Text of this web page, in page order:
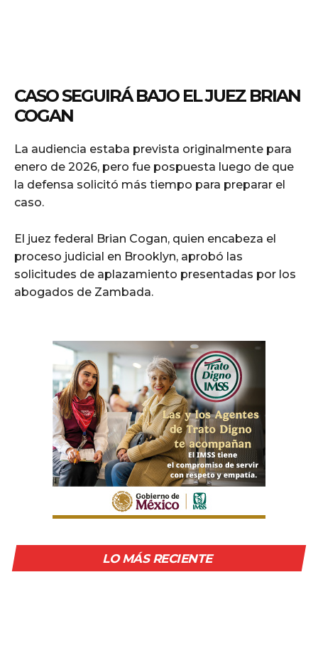
CASO SEGUIRÁ BAJO EL JUEZ BRIAN
COGAN
La audiencia estaba prevista originalmente para
enero de 2026, pero fue pospuesta luego de que
la defensa solicitó más tiempo para preparar el
caso.
El juez federal Brian Cogan, quien encabeza el
proceso judicial en Brooklyn, aprobó las
solicitudes de aplazamiento presentadas por los
abogados de Zambada.
LO MÁS RECIENTE